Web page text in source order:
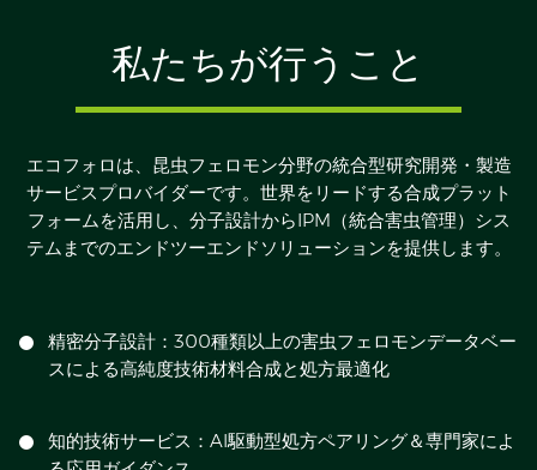
私たちが行うこと
エコフォロは、昆虫フェロモン分野の統合型研究開発・製造
サービスプロバイダーです。世界をリードする合成プラット
フォームを活用し、分子設計からIPM（統合害虫管理）シス
テムまでのエンドツーエンドソリューションを提供します。
精密分子設計：300種類以上の害虫フェロモンデータベー
スによる高純度技術材料合成と処方最適化
知的技術サービス：AI駆動型処方ペアリング＆専門家によ